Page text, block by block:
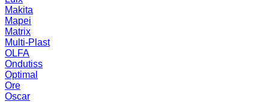
Makita
Mapei
Matrix
Multi-Plast
OLFA
Ondutiss
Optimal
Ore
Oscar